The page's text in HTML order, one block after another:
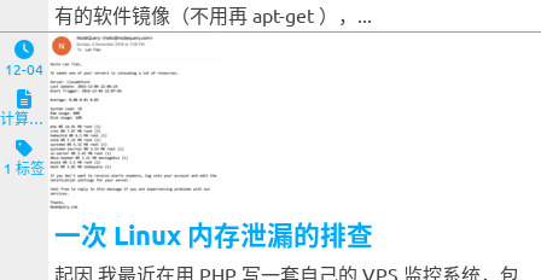
有的软件镜像（不用再 apt-get ），...
12-04
计算机与客户端
1 标签
一次 Linux 内存泄漏的排查
起因 我最近在用 PHP 写一套自己的 VPS 监控系统，包